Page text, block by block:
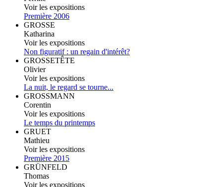
Voir les expositions
Première 2006
GROSSE
Katharina
Voir les expositions
Non figuratif : un regain d'intérêt?
GROSSETÊTE
Olivier
Voir les expositions
La nuit, le regard se tourne...
GROSSMANN
Corentin
Voir les expositions
Le temps du printemps
GRUET
Mathieu
Voir les expositions
Première 2015
GRÜNFELD
Thomas
Voir les expositions